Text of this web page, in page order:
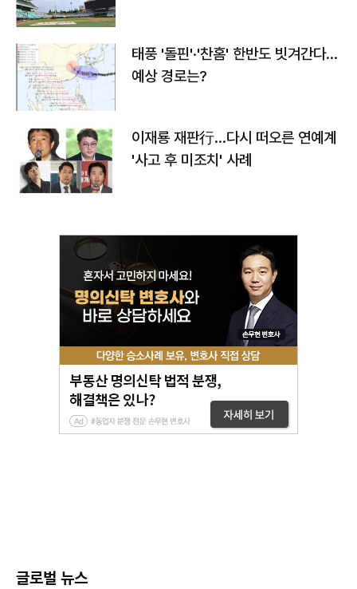
태풍 '돌핀'·'찬홈' 한반도 빗겨간다…
예상 경로는?
이재룡 재판行…다시 떠오른 연예계
'사고 후 미조치' 사례
글로벌 뉴스